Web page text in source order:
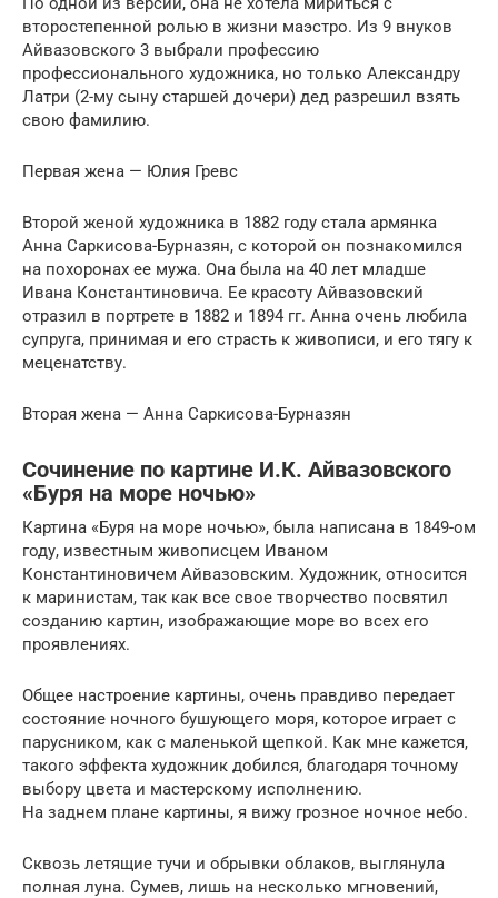
второстепенной ролью в жизни маэстро. Из 9 внуков
Айвазовского 3 выбрали профессию
профессионального художника, но только Александру
Латри (2-му сыну старшей дочери) дед разрешил взять
свою фамилию.
Первая жена — Юлия Гревс
Второй женой художника в 1882 году стала армянка
Анна Саркисова-Бурназян, с которой он познакомился
на похоронах ее мужа. Она была на 40 лет младше
Ивана Константиновича. Ее красоту Айвазовский
отразил в портрете в 1882 и 1894 гг. Анна очень любила
супруга, принимая и его страсть к живописи, и его тягу к
меценатству.
Вторая жена — Анна Саркисова-Бурназян
Сочинение по картине И.К. Айвазовского
«Буря на море ночью»
Картина «Буря на море ночью», была написана в 1849-ом
году, известным живописцем Иваном
Константиновичем Айвазовским. Художник, относится
к маринистам, так как все свое творчество посвятил
созданию картин, изображающие море во всех его
проявлениях.
Общее настроение картины, очень правдиво передает
состояние ночного бушующего моря, которое играет с
парусником, как с маленькой щепкой. Как мне кажется,
такого эффекта художник добился, благодаря точному
выбору цвета и мастерскому исполнению.
На заднем плане картины, я вижу грозное ночное небо.
Сквозь летящие тучи и обрывки облаков, выглянула
полная луна. Сумев, лишь на несколько мгновений,